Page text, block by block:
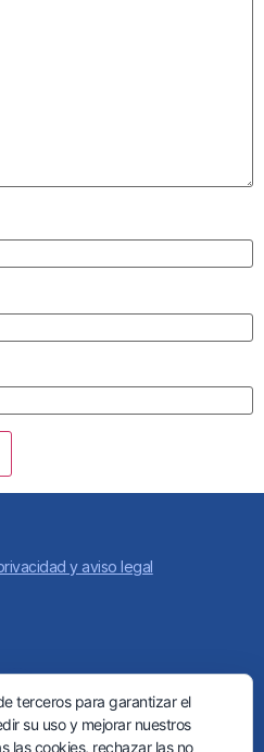
y aviso legal
terceros para garantizar el
su uso y mejorar nuestros
las cookies, rechazar las no